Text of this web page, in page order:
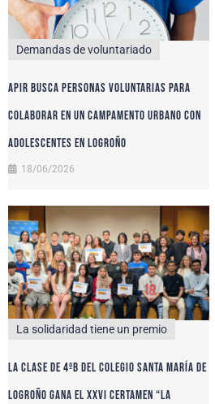
Demandas de voluntariado
APIR busca personas voluntarias para
colaborar en un campamento urbano con
adolescentes en Logroño
18/06/2026
La solidaridad tiene un premio
La clase de 4ºB del colegio Santa María de
Logroño gana el XXVI certamen “La